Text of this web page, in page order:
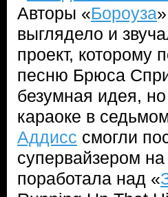
Авторы «Бороуза
выглядело и
проект, которому
песню Брюса
безумная идея,
караоке в
Аддисс смогли
супервайзером
поработала над «